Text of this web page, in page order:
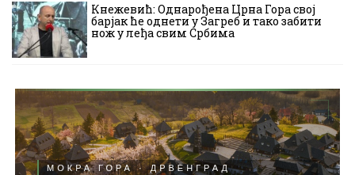
Кнежевић: Однарођена Црна Гора свој
барјак ће однети у Загреб и тако забити
нож у леђа свим Србима